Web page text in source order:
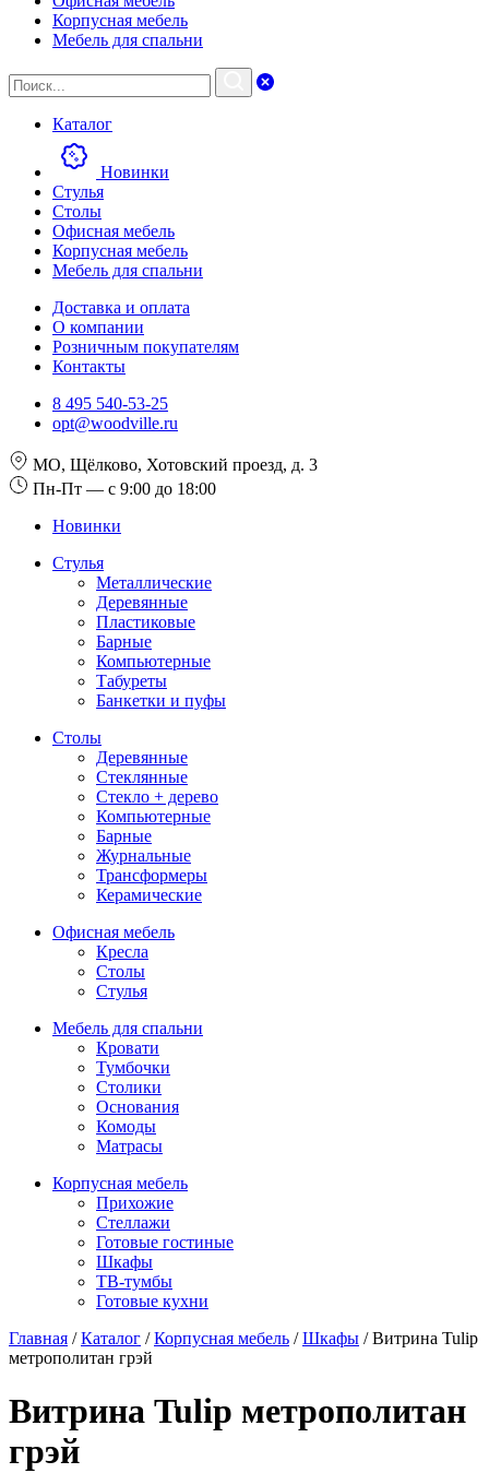
Корпусная мебель
Мебель для спальни
Каталог
Новинки
Стулья
Столы
Офисная мебель
Корпусная мебель
Мебель для спальни
Доставка и оплата
О компании
Розничным покупателям
Контакты
8 495 540-53-25
opt@woodville.ru
МО, Щёлково, Хотовский проезд, д. 3
Пн-Пт — с 9:00 до 18:00
Новинки
Стулья
Металлические
Деревянные
Пластиковые
Барные
Компьютерные
Табуреты
Банкетки и пуфы
Столы
Деревянные
Стеклянные
Стекло + дерево
Компьютерные
Барные
Журнальные
Трансформеры
Керамические
Офисная мебель
Кресла
Столы
Стулья
Мебель для спальни
Кровати
Тумбочки
Столики
Основания
Комоды
Матрасы
Корпусная мебель
Прихожие
Стеллажи
Готовые гостиные
Шкафы
ТВ-тумбы
Готовые кухни
Главная /Каталог /Корпусная мебель /Шкафы /Витрина Tulip
метрополитан грэй
Витрина Tulip метрополитан
грэй